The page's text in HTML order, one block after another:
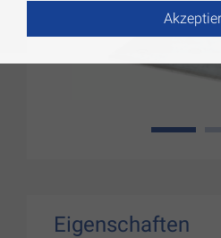
1
Eigenschaften